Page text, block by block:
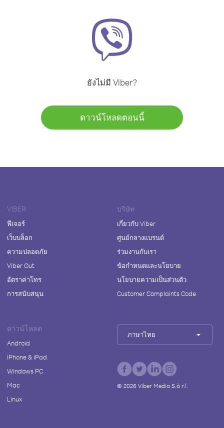
ยังไม่มี Viber?
ดาวน์โหลดตอนนี้
VIBER
ฟีเจอร์
เว็บบล็อก
ความปลอดภัย
Viber Out
อัตราค่าโทร
การสนับสนุน
บริษัท
เกี่ยวกับ Viber
ศูนย์กลางแบรนด์
ร่วมงานกับเรา
ข้อกำหนดและนโยบาย
นโยบายความเป็นส่วนตัว
Customer Complaints Code
ดาวน์โหลด
Android
iPhone & iPad
Windows PC
Mac
Linux
ภาษาไทย
© 2026Viber Media S.à r.l.